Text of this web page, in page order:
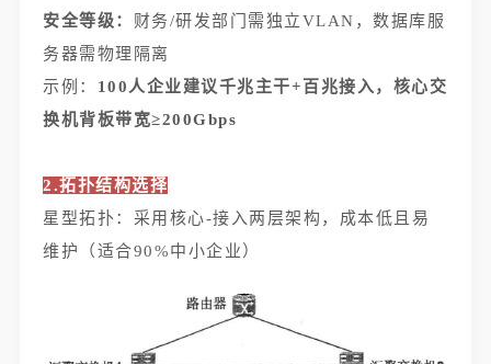
安全等级： 财务/研发部门需独立VLAN，数据库服
务器需物理隔离
示例： 100人企业建议千兆主干+百兆接入，核心交
换机背板带宽≥200Gbps
2.拓扑结构选择
星型拓扑：采用核心-接入两层架构，成本低且易
维护（适合90%中小企业）